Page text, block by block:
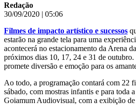
Redação
30/09/2020 | 05:06
Filmes de impacto artístico e sucessos
estarão na grande tela para uma
acontecerá no estacionamento da Arena
próximos dias 10, 17, 24 e 31 de
promete diversão e emoção para os
Ao todo, a programação contará com 22
sábado, com mostras infantis e para toda
Goiamum Audiovisual, com a exibição de